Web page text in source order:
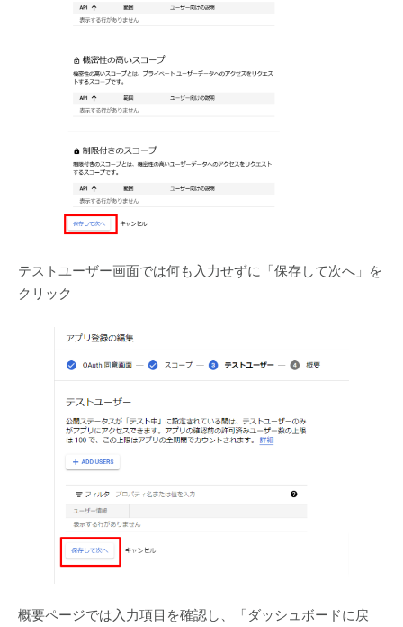
テストユーザー画面では何も入力せずに「保存して次へ」を
クリック
概要ページでは入力項目を確認し、「ダッシュボードに戻